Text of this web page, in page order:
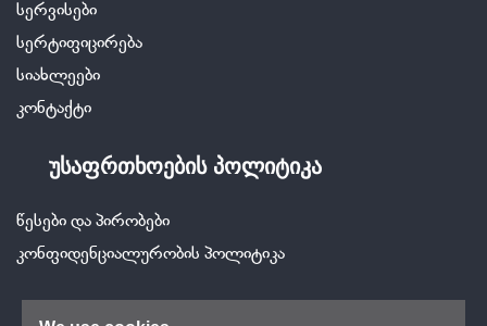
სერვისები
სერტიფიცირება
სიახლეები
კონტაქტი
უსაფრთხოების პოლიტიკა
წესები და პირობები
კონფიდენციალურობის პოლიტიკა